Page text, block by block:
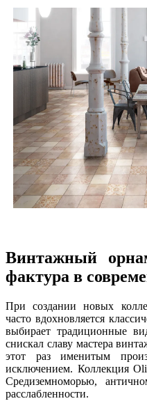
Винтажный
фактура в
При создании новых
часто вдохновляется
выбирает традиционные
снискал славу мастера
этот раз именитым
исключением. Коллекция
Средиземноморью,
расслабленности.